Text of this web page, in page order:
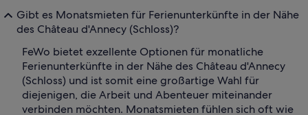
Gibt es Monatsmieten für Ferienunterkünfte in der Nähe
des Château d'Annecy (Schloss)?
FeWo bietet exzellente Optionen für monatliche
Ferienunterkünfte in der Nähe des Château d'Annecy
(Schloss) und ist somit eine großartige Wahl für
diejenigen, die Arbeit und Abenteuer miteinander
verbinden möchten. Monatsmieten fühlen sich oft wie